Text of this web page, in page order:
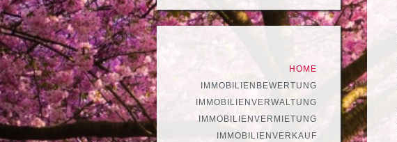
HOME
IMMOBILIENBEWERTUNG
IMMOBILIENVERWALTUNG
IMMOBILIENVERMIETUNG
IMMOBILIENVERKAUF